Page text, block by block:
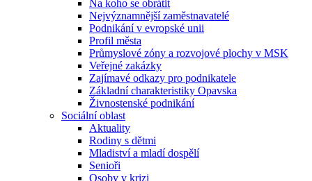
Na koho se obrátit
Nejvýznamnější zaměstnavatelé
Podnikání v evropské unii
Profil města
Průmyslové zóny a rozvojové plochy v MSK
Veřejné zakázky
Zajímavé odkazy pro podnikatele
Základní charakteristiky Opavska
Živnostenské podnikání
Sociální oblast
Aktuality
Rodiny s dětmi
Mladiství a mladí dospělí
Senioři
Osoby v krizi